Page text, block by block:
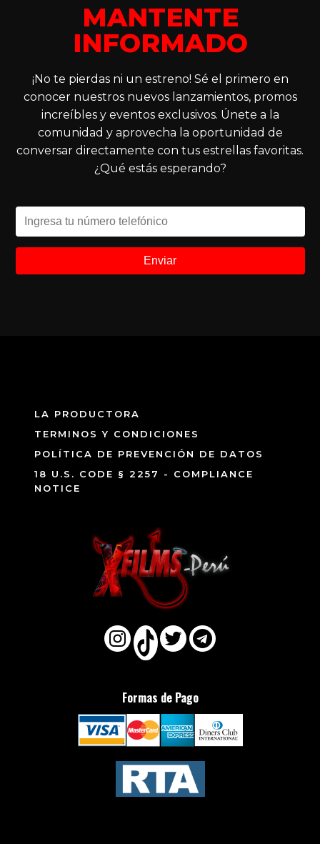
MANTENTE
INFORMADO
¡No te pierdas ni un estreno! Sé el primero en
conocer nuestros nuevos lanzamientos, promos
increíbles y eventos exclusivos. Únete a la
comunidad y aprovecha la oportunidad de
conversar directamente con tus estrellas favoritas.
¿Qué estás esperando?
LA PRODUCTORA
TERMINOS Y CONDICIONES
POLÍTICA DE PREVENCIÓN DE DATOS
18 U.S. CODE § 2257 - COMPLIANCE
NOTICE
Formas de Pago